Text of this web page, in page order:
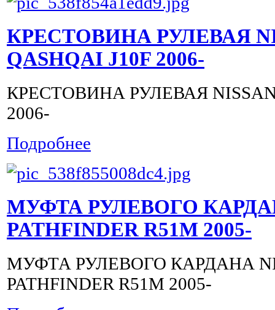
КРЕСТОВИНА РУЛЕВАЯ
QASHQAI J10F 2006-
КРЕСТОВИНА РУЛЕВАЯ NISSAN
2006-
Подробнее
МУФТА РУЛЕВОГО
PATHFINDER R51M 2005-
МУФТА РУЛЕВОГО КАРДАНА
PATHFINDER R51M 2005-